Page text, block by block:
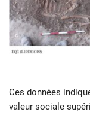
Ces données
valeur sociale